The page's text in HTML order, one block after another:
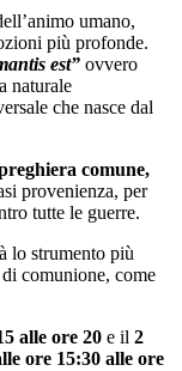
umano,
più profonde.
est” ovvero
naturale
che nasce dal
comune,
provenienza, per
tutte le guerre.
lo strumento più
comunione, come
alle ore 20 e il 2
ore 15:30 alle ore